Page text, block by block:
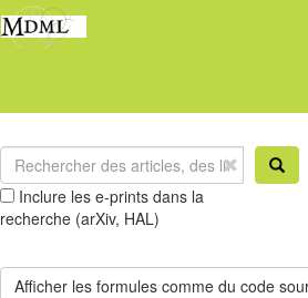
Inclure les e-prints dans la
recherche (arXiv, HAL)